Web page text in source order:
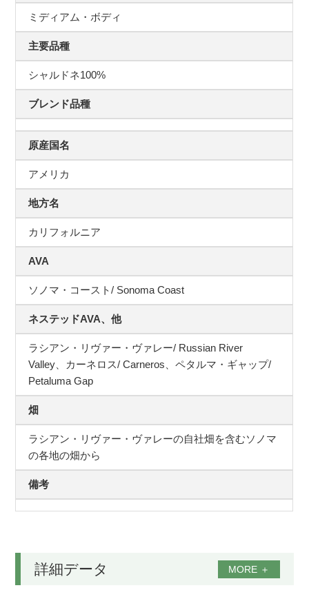
ミディアム・ボディ
主要品種
シャルドネ100%
ブレンド品種
原産国名
アメリカ
地方名
カリフォルニア
AVA
ソノマ・コースト/ Sonoma Coast
ネステッドAVA、他
ラシアン・リヴァー・ヴァレー/ Russian River
Valley、カーネロス/ Carneros、ペタルマ・ギャップ/
Petaluma Gap
畑
ラシアン・リヴァー・ヴァレーの自社畑を含むソノマ
の各地の畑から
備考
詳細データ MORE ＋